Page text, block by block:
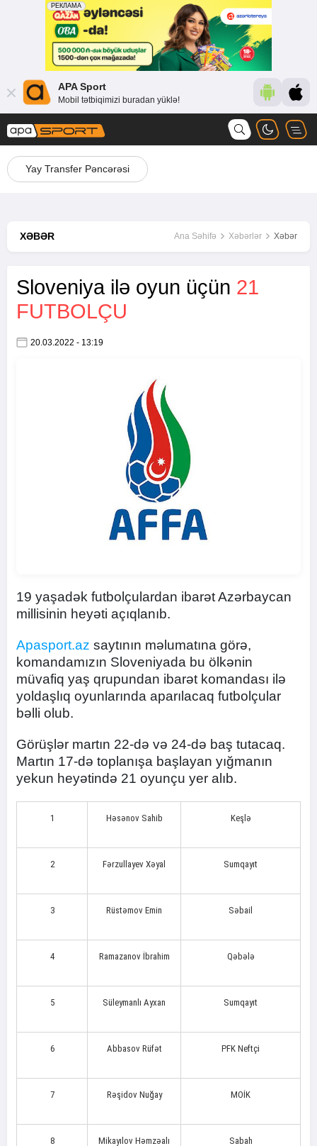
APA Sport
Mobil tətbiqimizi buradan yüklə!
Yay Transfer Pəncərəsi
XƏBƏR Ana Səhifə Xəbərlər Xəbər
Sloveniya ilə oyun üçün 21
FUTBOLÇU
20.03.2022 - 13:19
19 yaşadək futbolçulardan ibarət Azərbaycan
millisinin heyəti açıqlanıb.
Apasport.az saytının məlumatına görə,
komandamızın Sloveniyada bu ölkənin
müvafiq yaş qrupundan ibarət komandası ilə
yoldaşlıq oyunlarında aparılacaq futbolçular
bəlli olub.
Görüşlər martın 22-də və 24-də baş tutacaq.
Martın 17-də toplanışa başlayan yığmanın
yekun heyətində 21 oyunçu yer alıb.
1 Həsənov Sahib Keşlə
2 Fərzullayev Xəyal Sumqayıt
3 Rüstəmov Emin Səbail
4 Ramazanov İbrahim Qəbələ
5 Süleymanlı Ayxan Sumqayıt
6 Abbasov Rüfət PFK Neftçi
7 Rəşidov Nuğay MOİK
8 Mikayılov Həmzəalı Sabah